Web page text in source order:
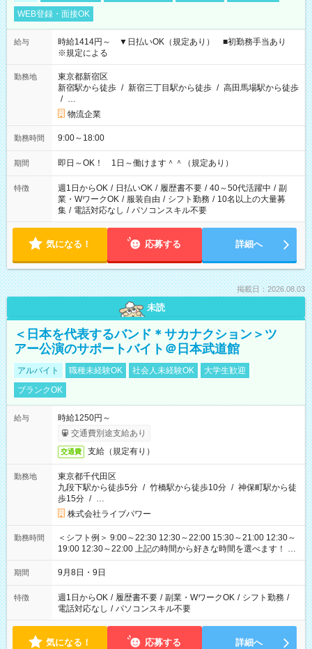
WEB登録・面接OK
給与
時給1414円～ ▼日払いOK（規定あり） ■初勤務手当あり
※規定による
勤務地
東京都新宿区
新宿駅から徒歩 / 新宿三丁目駅から徒歩 / 高田馬場駅から徒歩
/ …
物流企業
勤務時間 9:00～18:00
期間 即日～OK！ 1日～働けます＾＾（規定あり）
特徴 週1日からOK / 日払いOK / 履歴書不要 / 40～50代活躍中 / 副
業・WワークOK / 服装自由 / シフト勤務 / 10名以上の大量募
集 / 電話対応なし / パソコンスキル不要
気になる！ 応募する 詳細へ
掲載日：2026.08.03
未読
＜日本を代表するバンド＊サカナクション＞ツ
アー公演のサポートバイト＠日本武道館
アルバイト 職種未経験OK 社会人未経験OK
大学生歓迎
ブランクOK
給与
時給1250円～
交通費別途支給あり
交通費 支給（規定有り）
勤務地
東京都千代田区
九段下駅から徒歩5分 / 竹橋駅から徒歩10分 / 神保町駅から徒
歩15分 / …
株式会社ライブパワー
勤務時間
＜シフト例＞ 9:00～22:30 12:30～22:00 15:30～21:00 12:30～
19:00 12:30～22:00 上記の時間から好きな時間を選べます！ ※
時間は変更となる可能性があります
期間 9月8日・9日
特徴 週1日からOK / 履歴書不要 / 副業・WワークOK / シフト勤務 /
電話対応なし / パソコンスキル不要
気になる！ 応募する 詳細へ